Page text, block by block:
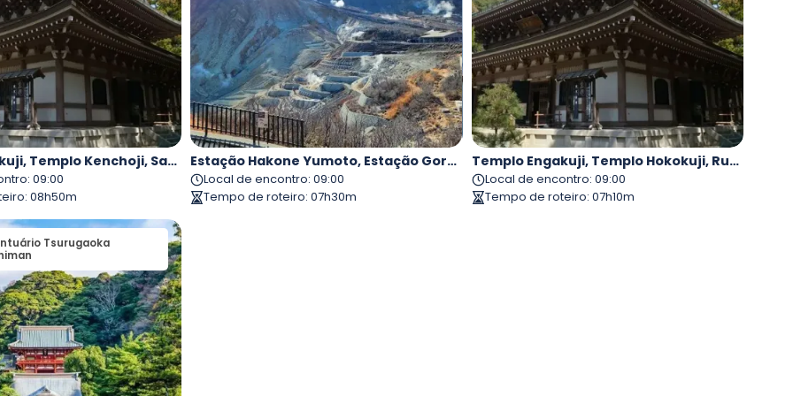
Templo Engakuji, Templo Kenchoji, Santuário Tsurugaoka Hachimangu, Rua Komachi E Kamakura Daibutsu
: 09:00
: 08h50m
Estação Hakone Yumoto, Estação Gora, Owakudani, Barco De Recreio Do Lago Ashi, Santuário De Hakone
Local de encontro:09:00
Tempo de roteiro:07h30m
Templo Engakuji, Templo Hokokuji, Rua Komachi, Santuário Tsurugaoka Hachimangu, Templo Hasedera
Local de encontro: 09:00
Tempo de roteiro: 07h10m
Tsurugaoka